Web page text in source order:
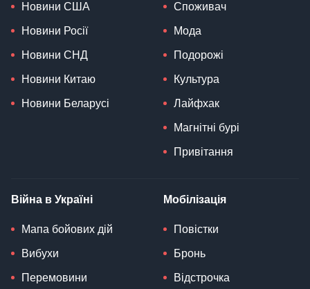
Новини США
Новини Росії
Новини СНД
Новини Китаю
Новини Беларусі
Споживач
Мода
Подорожі
Культура
Лайфхак
Магнітні бурі
Привітання
Війна в Україні
Мапа бойових дій
Вибухи
Перемовини
Мобілізація
Повістки
Бронь
Відстрочка